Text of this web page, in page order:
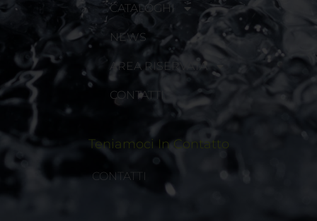
CATALOGHI
NEWS
AREA RISERVATA
CONTATTI
Teniamoci In Contatto
CONTATTI